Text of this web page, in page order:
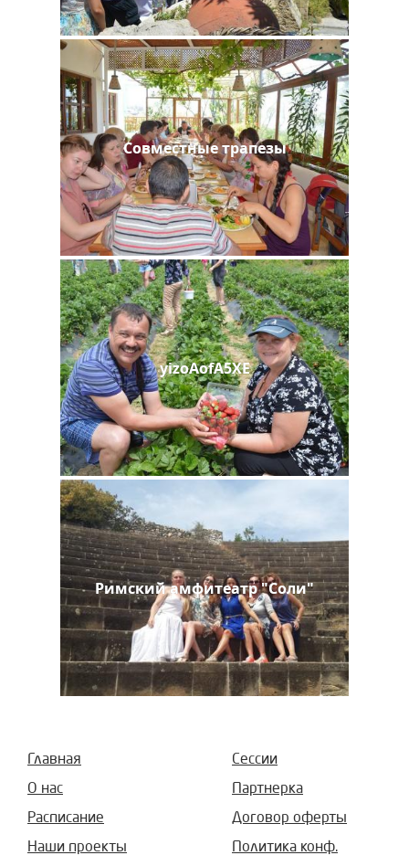
Совместные трапезы
yizoAofA5XE
Римский амфитеатр "Соли"
Главная
О нас
Расписание
Наши проекты
Сессии
Партнерка
Договор оферты
Политика конф.